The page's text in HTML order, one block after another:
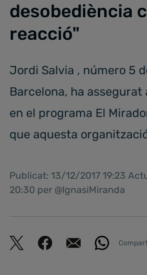
desobediència
reacció"
Jordi Salvia , número 5
Barcelona, ha
en el programa El
que aquesta
Publicat: 13/12/2017 19:23
20:30 per @IgnasiMiranda